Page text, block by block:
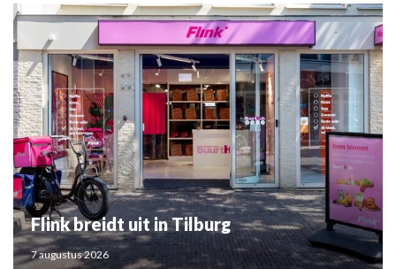
Flink breidt uit in Tilburg
7 augustus 2026